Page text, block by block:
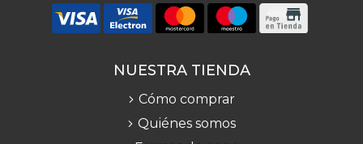
NUESTRA TIENDA
Cómo comprar
Quiénes somos